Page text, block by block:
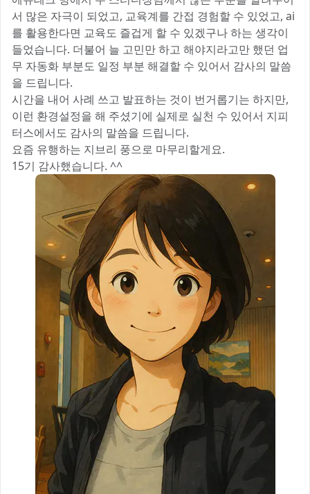
서 많은 자극이 되었고, 교육계를 간접 경험할 수 있었고, ai
를 활용한다면 교육도 즐겁게 할 수 있겠구나 하는 생각이
들었습니다. 더불어 늘 고민만 하고 해야지라고만 했던 업
무 자동화 부분도 일정 부분 해결할 수 있어서 감사의 말씀
을 드립니다.
시간을 내어 사례 쓰고 발표하는 것이 번거롭기는 하지만,
이런 환경설정을 해 주셨기에 실제로 실천 수 있어서 지피
터스에서도 감사의 말씀을 드립니다.
요즘 유행하는 지브리 풍으로 마무리할게요.
15기 감사했습니다. ^^